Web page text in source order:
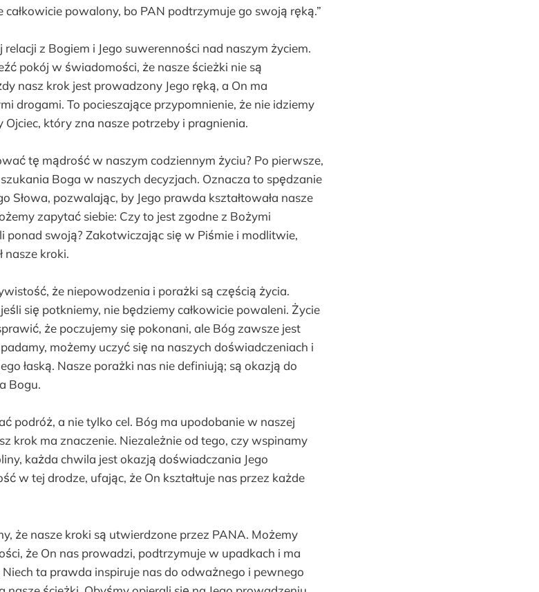
całkowicie powalony, bo PAN podtrzymuje go swoją ręką.”
z Bogiem i Jego suwerenności nad naszym życiem.
pokój w świadomości, że nasze ścieżki nie są
nasz krok jest prowadzony Jego ręką, a On ma
drogami. To pocieszające przypomnienie, że nie idziemy
który zna nasze potrzeby i pragnienia.
tę mądrość w naszym codziennym życiu? Po pierwsze,
Boga w naszych decyzjach. Oznacza to spędzanie
Słowa, pozwalając, by Jego prawda kształtowała nasze
zapytać siebie: Czy to jest zgodne z Bożymi
ponad swoją? Zakotwiczając się w Piśmie i modlitwie,
nasze kroki.
że niepowodzenia i porażki są częścią życia.
się potkniemy, nie będziemy całkowicie powaleni. Życie
że poczujemy się pokonani, ale Bóg zawsze jest
możemy uczyć się na naszych doświadczeniach i
łaską. Nasze porażki nas nie definiują; są okazją do
Bogu.
podróż, a nie tylko cel. Bóg ma upodobanie w naszej
krok ma znaczenie. Niezależnie od tego, czy wspinamy
każda chwila jest okazją doświadczania Jego
w tej drodze, ufając, że On kształtuje nas przez każde
że nasze kroki są utwierdzone przez PANA. Możemy
że On nas prowadzi, podtrzymuje w upadkach i ma
ta prawda inspiruje nas do odważnego i pewnego